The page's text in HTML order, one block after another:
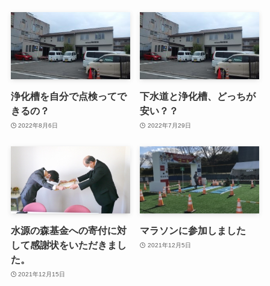
浄化槽を自分で点検ってで
きるの？
2022年8月6日
下水道と浄化槽、どっちが
安い？？
2022年7月29日
水源の森基金への寄付に対
して感謝状をいただきまし
た。
2021年12月15日
マラソンに参加しました
2021年12月5日